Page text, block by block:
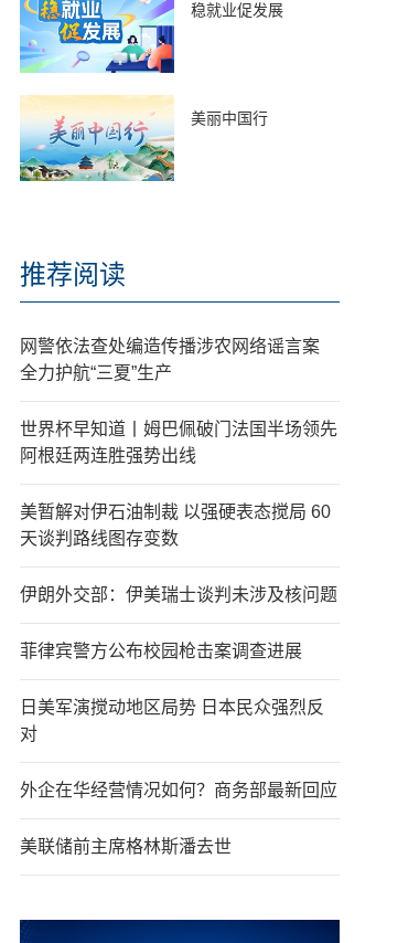
稳就业促发展
美丽中国行
推荐阅读
网警依法查处编造传播涉农网络谣言案
全力护航“三夏”生产
世界杯早知道丨姆巴佩破门法国半场领先
阿根廷两连胜强势出线
美暂解对伊石油制裁 以强硬表态搅局 60
天谈判路线图存变数
伊朗外交部：伊美瑞士谈判未涉及核问题
菲律宾警方公布校园枪击案调查进展
日美军演搅动地区局势 日本民众强烈反
对
外企在华经营情况如何？商务部最新回应
美联储前主席格林斯潘去世